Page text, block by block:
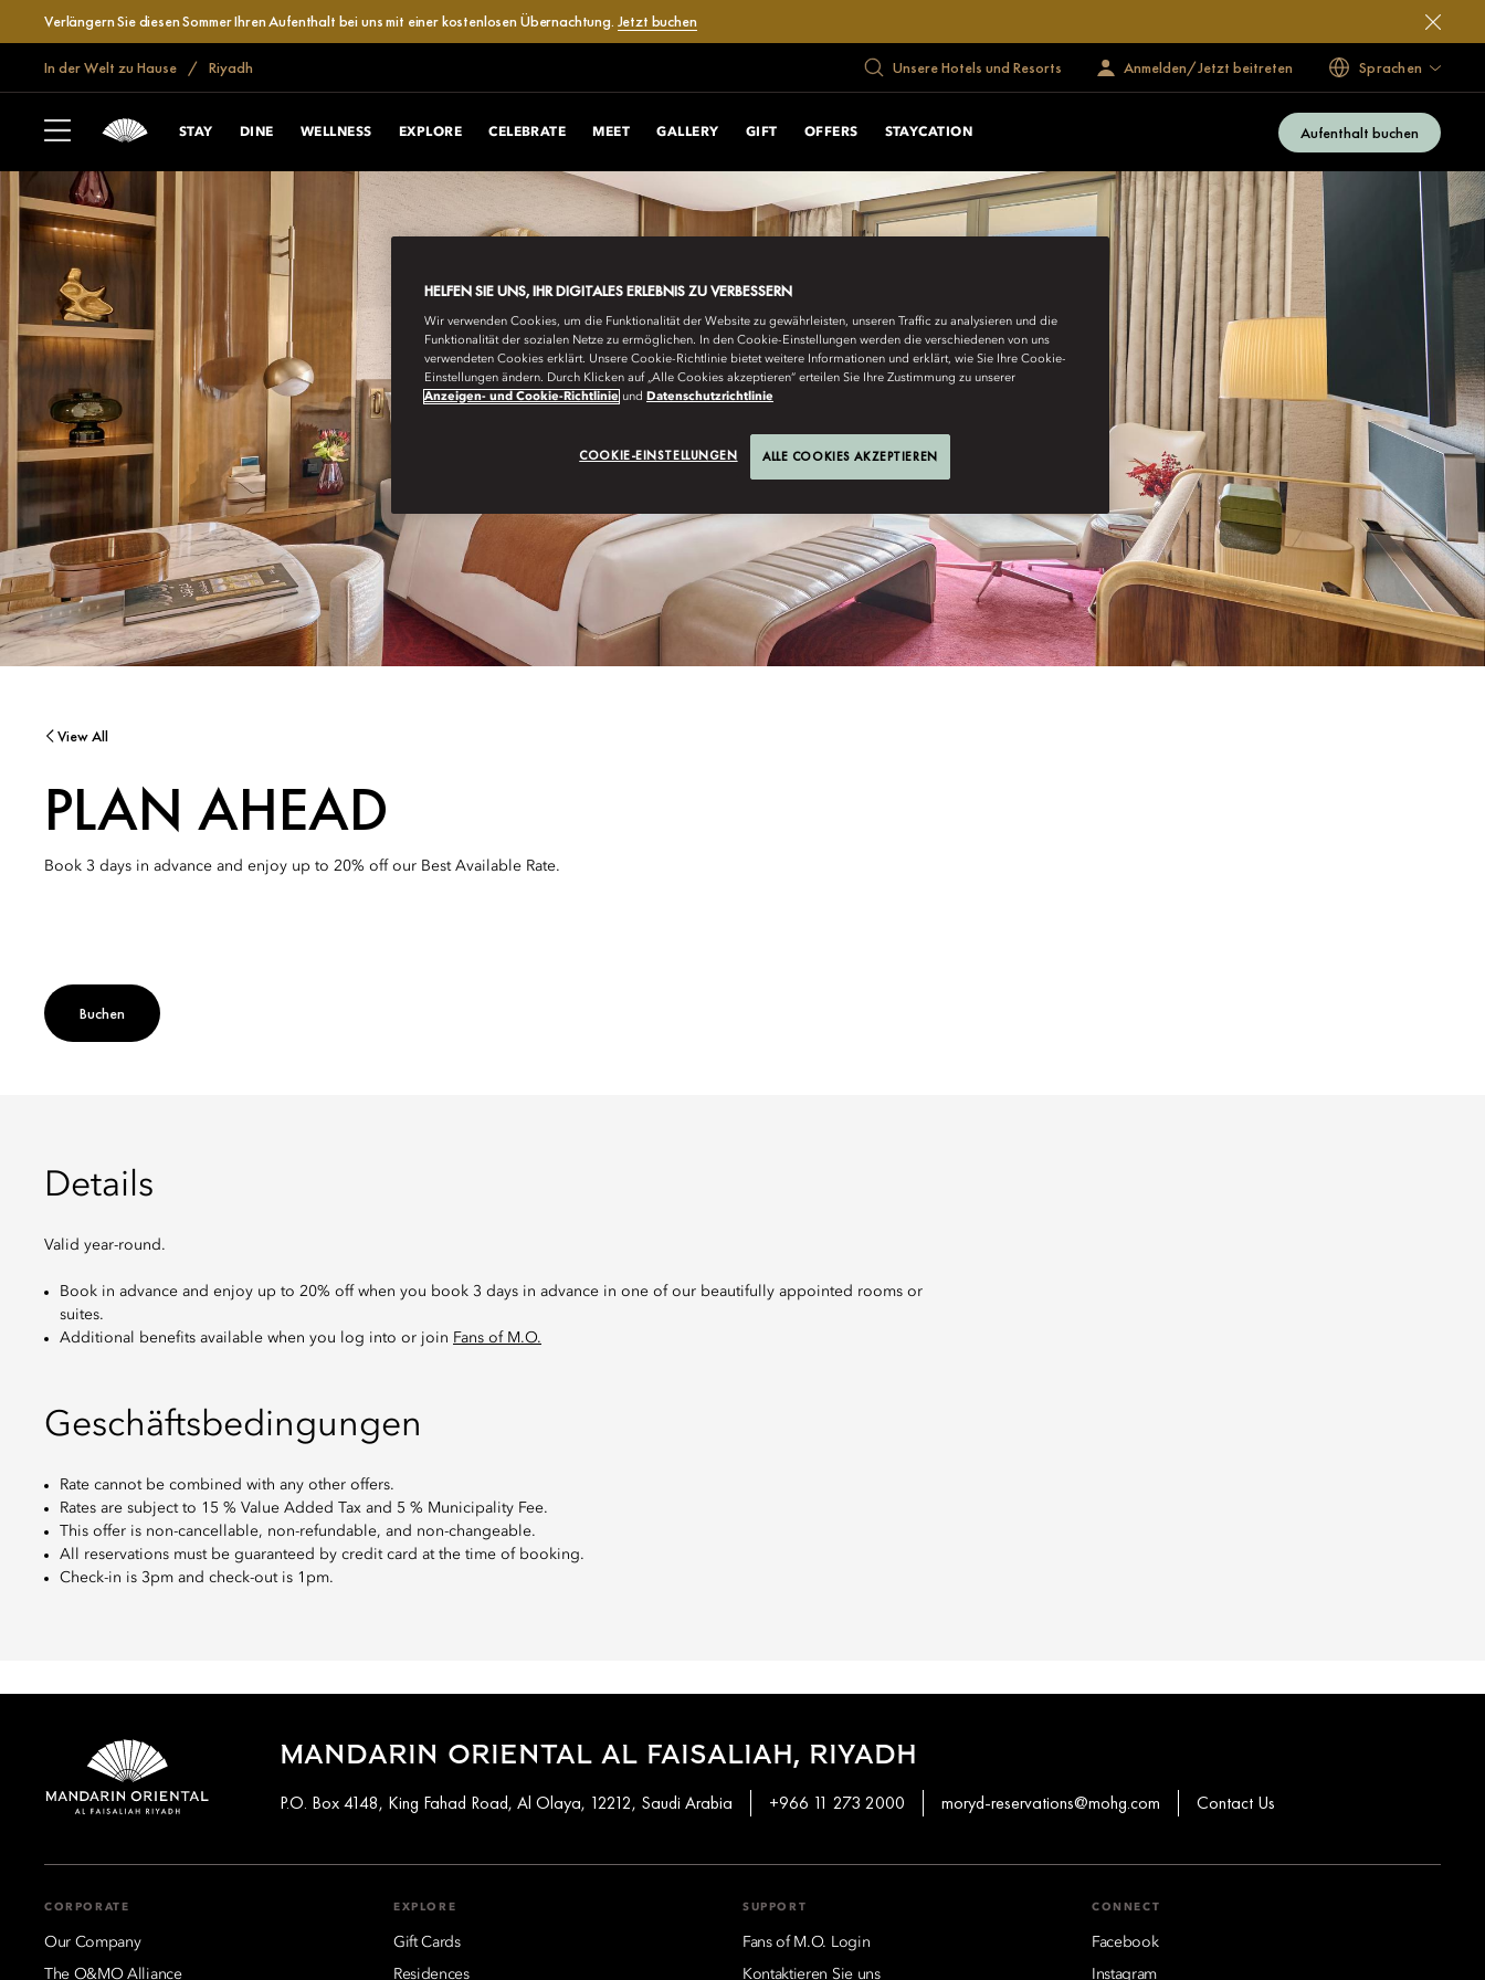
Verlängern Sie diesen Sommer Ihren Aufenthalt bei uns mit einer kostenlosen Übernachtung. Jetzt buchen
In der Welt zu Hause Riyadh Unsere Hotels und Resorts Anmelden/Jetzt beitreten Sprachen
STAY DINE WELLNESS EXPLORE CELEBRATE MEET GALLERY GIFT OFFERS STAYCATION Aufenthalt buchen
View All
PLAN AHEAD
Book 3 days in advance and enjoy up to 20% off our Best Available Rate.
Buchen
Details
Valid year-round.
Book in advance and enjoy up to 20% off when you book 3 days in advance in one of our beautifully appointed rooms or
suites.
Additional benefits available when you log into or join Fans of M.O.
Geschäftsbedingungen
Rate cannot be combined with any other offers.
Rates are subject to 15 % Value Added Tax and 5 % Municipality Fee.
This offer is non-cancellable, non-refundable, and non-changeable.
All reservations must be guaranteed by credit card at the time of booking.
Check-in is 3pm and check-out is 1pm.
MANDARIN ORIENTAL AL FAISALIAH, RIYADH
P.O. Box 4148, King Fahad Road, Al Olaya, 12212, Saudi Arabia +966 11 273 2000 moryd-reservations@mohg.com Contact Us
CORPORATE
Our Company
The O&MO Alliance
EXPLORE
Gift Cards
Residences
SUPPORT
Fans of M.O. Login
Kontaktieren Sie uns
CONNECT
Facebook
Instagram
HELFEN SIE UNS, IHR DIGITALES ERLEBNIS ZU VERBESSERN
Wir verwenden Cookies, um die Funktionalität der Website zu gewährleisten, unseren Traffic zu analysieren und die
Funktionalität der sozialen Netze zu ermöglichen. In den Cookie-Einstellungen werden die verschiedenen von uns
verwendeten Cookies erklärt. Unsere Cookie-Richtlinie bietet weitere Informationen und erklärt, wie Sie Ihre Cookie-
Einstellungen ändern. Durch Klicken auf „Alle Cookies akzeptieren“ erteilen Sie Ihre Zustimmung zu unserer
Anzeigen- und Cookie-Richtlinie und Datenschutzrichtlinie
COOKIE-EINSTELLUNGEN ALLE COOKIES AKZEPTIEREN